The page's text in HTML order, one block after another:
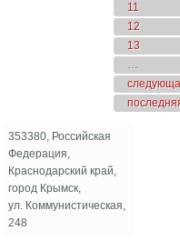
11
12
13
…
353380, Российская
Федерация,
Краснодарский край,
город Крымск,
ул. Коммунистическая,
248